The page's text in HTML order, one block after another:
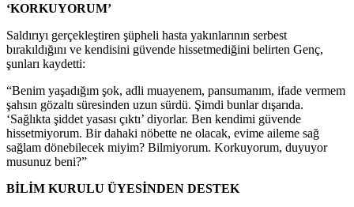
‘KORKUYORUM’
Saldırıyı gerçekleştiren şüpheli hasta yakınlarının serbest
bırakıldığını ve kendisini güvende hissetmediğini belirten Genç,
şunları kaydetti:
“Benim yaşadığım şok, adli muayenem, pansumanım, ifade vermem
şahsın gözaltı süresinden uzun sürdü. Şimdi bunlar dışarıda.
‘Sağlıkta şiddet yasası çıktı’ diyorlar. Ben kendimi güvende
hissetmiyorum. Bir dahaki nöbette ne olacak, evime aileme sağ
sağlam dönebilecek miyim? Bilmiyorum. Korkuyorum, duyuyor
musunuz beni?”
BİLİM KURULU ÜYESİNDEN DESTEK